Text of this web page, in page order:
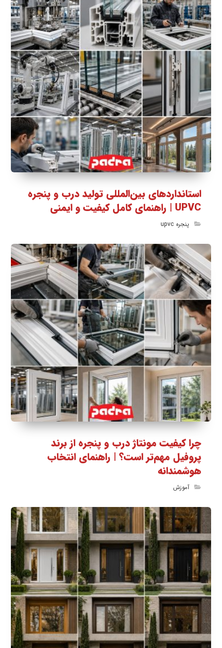
استانداردهای بین‌المللی تولید درب و پنجره
UPVC | راهنمای کامل کیفیت و ایمنی
پنجره upvc
چرا کیفیت مونتاژ درب و پنجره از برند
پروفیل مهم‌تر است؟ | راهنمای انتخاب
هوشمندانه
آموزش